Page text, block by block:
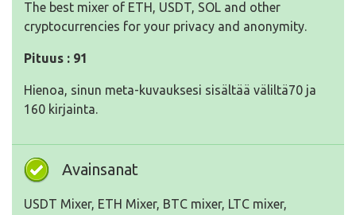
The best mixer of ETH, USDT, SOL and other
cryptocurrencies for your privacy and anonymity.
Pituus : 91
Hienoa, sinun meta-kuvauksesi sisältää väliltä70 ja
160 kirjainta.
Avainsanat
USDT Mixer, ETH Mixer, BTC mixer, LTC mixer,